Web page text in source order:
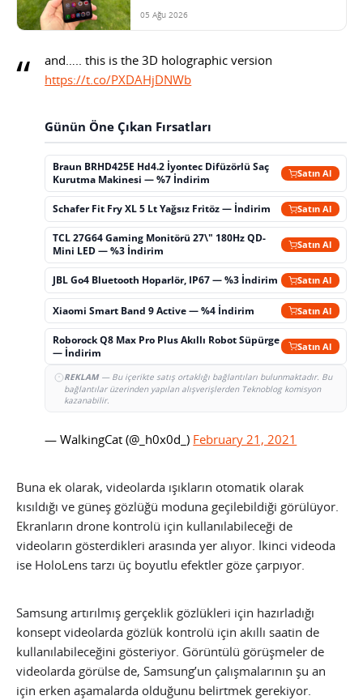
05 Ağu 2026
and….. this is the 3D holographic version
https://t.co/PXDAHjDNWb
Günün Öne Çıkan Fırsatları
Braun BRHD425E Hd4.2 İyontec Difüzörlü Saç
Kurutma Makinesi — %7 İndirim
Satın Al
Schafer Fit Fry XL 5 Lt Yağsız Fritöz — İndirim Satın Al
TCL 27G64 Gaming Monitörü 27\" 180Hz QD-
Mini LED — %3 İndirim
Satın Al
JBL Go4 Bluetooth Hoparlör, IP67 — %3 İndirim Satın Al
Xiaomi Smart Band 9 Active — %4 İndirim Satın Al
Roborock Q8 Max Pro Plus Akıllı Robot Süpürge
— İndirim
Satın Al
REKLAM— Bu içerikte satış ortaklığı bağlantıları bulunmaktadır. Bu
bağlantılar üzerinden yapılan alışverişlerden Teknoblog komisyon
kazanabilir.
— WalkingCat (@_h0x0d_) February 21, 2021
Buna ek olarak, videolarda ışıkların otomatik olarak
kısıldığı ve güneş gözlüğü moduna geçilebildiği görülüyor.
Ekranların drone kontrolü için kullanılabileceği de
videoların gösterdikleri arasında yer alıyor. İkinci videoda
ise HoloLens tarzı üç boyutlu efektler göze çarpıyor.
Samsung artırılmış gerçeklik gözlükleri için hazırladığı
konsept videolarda gözlük kontrolü için akıllı saatin de
kullanılabileceğini gösteriyor. Görüntülü görüşmeler de
videolarda görülse de, Samsung’un çalışmalarının şu an
için erken aşamalarda olduğunu belirtmek gerekiyor.